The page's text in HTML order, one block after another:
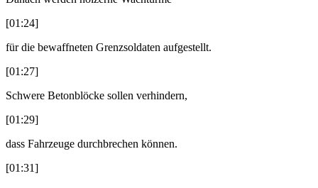
[01:24]
für die bewaffneten Grenzsoldaten aufgestellt.
[01:27]
Schwere Betonblöcke sollen verhindern,
[01:29]
dass Fahrzeuge durchbrechen können.
[01:31]